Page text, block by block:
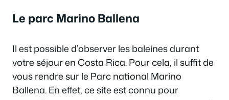
Le parc Marino Ballena
Il est possible d’observer les baleines durant
votre séjour en Costa Rica. Pour cela, il suffit de
vous rendre sur le Parc national Marino
Ballena. En effet, ce site est connu pour